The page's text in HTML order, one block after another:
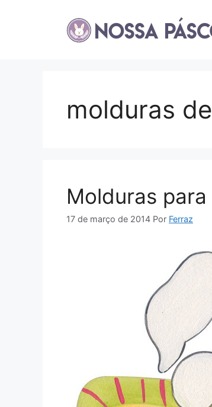
molduras
Molduras
17 de março de 2014 Por Ferraz